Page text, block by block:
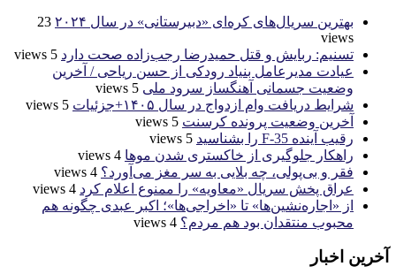
بهترین سریال‌های کره‌ای «دبیرستانی» در سال ۲۰۲۴
23
views
تسنیم: ربایش و قتل حمیدرضا رجب‌زاده صحت دارد 5 views
عیادت مدیرعامل بنیاد رودکی از حسن ریاحی / آخرین
وضعیت جسمانی آهنگساز سرود ملی 5 views
شرایط دریافت وام ازدواج در سال ۱۴۰۵+جزئیات
5 views
آخرین وضعیت پرونده کرسنت 5 views
رقیب آینده F-35 را بشناسید
5 views
راهکار جلوگیری از خاکستری شدن موها 4 views
فقر و بی‌پولی، چه بلایی به سر مغز می‌آورد؟ 4 views
عراق پخش سریال «معاویه» را ممنوع اعلام کرد 4 views
از «اجاره‌نشین‌ها» تا «اخراجی‌ها»؛ اکبر عبدی چگونه هم
محبوب منتقدان بود هم مردم؟ 4 views
آخرین اخبار